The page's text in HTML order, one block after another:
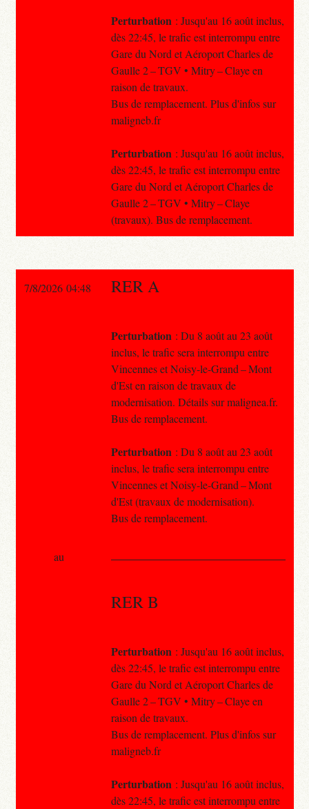
Perturbation : Jusqu'au 16 août inclus,
dès 22:45, le trafic est interrompu entre
Gare du Nord et Aéroport Charles de
Gaulle 2 – TGV • Mitry – Claye en
raison de travaux.
Bus de remplacement. Plus d'infos sur
maligneb.fr
Perturbation : Jusqu'au 16 août inclus,
dès 22:45, le trafic est interrompu entre
Gare du Nord et Aéroport Charles de
Gaulle 2 – TGV • Mitry – Claye
(travaux). Bus de remplacement.
7/8/2026 04:48 RER A
Perturbation : Du 8 août au 23 août
inclus, le trafic sera interrompu entre
Vincennes et Noisy-le-Grand – Mont
d'Est en raison de travaux de
modernisation. Détails sur malignea.fr.
Bus de remplacement.
Perturbation : Du 8 août au 23 août
inclus, le trafic sera interrompu entre
Vincennes et Noisy-le-Grand – Mont
d'Est (travaux de modernisation).
Bus de remplacement.
RER B
Perturbation : Jusqu'au 16 août inclus,
dès 22:45, le trafic est interrompu entre
Gare du Nord et Aéroport Charles de
Gaulle 2 – TGV • Mitry – Claye en
raison de travaux.
Bus de remplacement. Plus d'infos sur
maligneb.fr
Perturbation : Jusqu'au 16 août inclus,
dès 22:45, le trafic est interrompu entre
au